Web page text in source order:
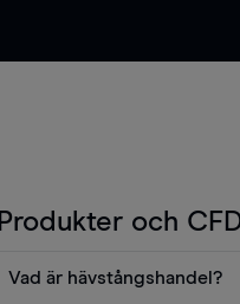
Produkter och
Vad är hävstångshandel?